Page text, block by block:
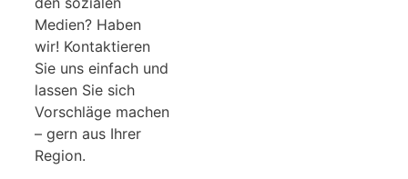
Medien? Haben
wir! Kontaktieren
Sie uns einfach und
lassen Sie sich
Vorschläge machen
– gern aus Ihrer
Region.